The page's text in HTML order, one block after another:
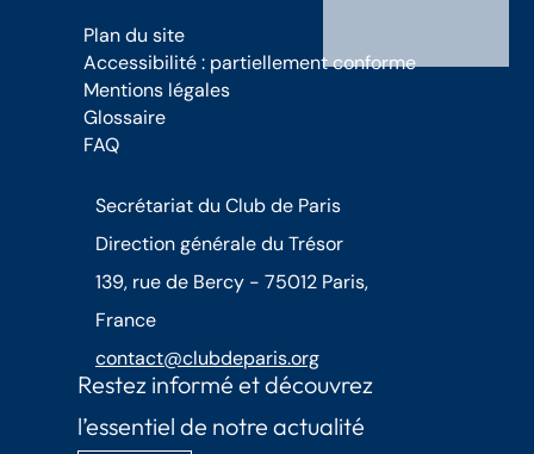
Plan du site
Accessibilité : partiellement conforme
Mentions légales
Glossaire
FAQ
Secrétariat du Club de Paris
Direction générale du Trésor
139, rue de Bercy - 75012 Paris,
France
contact@clubdeparis.org
Restez informé et découvrez
l’essentiel de notre actualité